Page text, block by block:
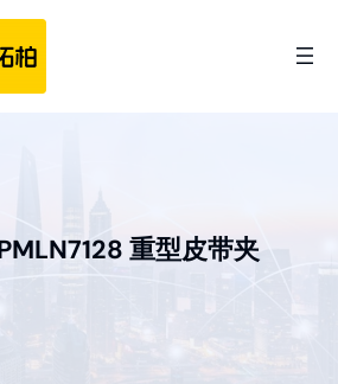
重型皮带夹